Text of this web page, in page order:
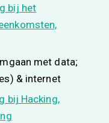
bij het
met data;
& internet
bij Hacking,